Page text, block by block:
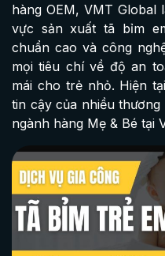
hàng OEM, VMT
vực sản xuất tã bỉm
chuẩn cao và công
mọi tiêu chí về độ an
mái cho trẻ nhỏ. Hiện
tin cậy của nhiều
ngành hàng Mẹ & Bé tại